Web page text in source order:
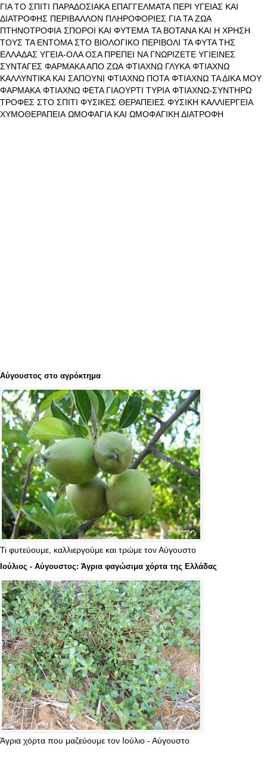
ΓΙΑ ΤΟ ΣΠΙΤΙ ΠΑΡΑΔΟΣΙΑΚΑ ΕΠΑΓΓΕΛΜΑΤΑ ΠΕΡΙ ΥΓΕΙΑΣ ΚΑΙ
ΔΙΑΤΡΟΦΗΣ ΠΕΡΙΒΑΛΛΟΝ ΠΛΗΡΟΦΟΡΙΕΣ ΓΙΑ ΤΑ ΖΩΑ
ΠΤΗΝΟΤΡΟΦΙΑ ΣΠΟΡΟΙ ΚΑΙ ΦΥΤΕΜΑ ΤΑ ΒΟΤΑΝΑ ΚΑΙ Η ΧΡΗΣΗ
ΤΟΥΣ ΤΑ ΕΝΤΟΜΑ ΣΤΟ ΒΙΟΛΟΓΙΚΟ ΠΕΡΙΒΟΛΙ ΤΑ ΦΥΤΑ ΤΗΣ
ΕΛΛΑΔΑΣ ΥΓΕΙΑ-ΟΛΑ ΟΣΑ ΠΡΕΠΕΙ ΝΑ ΓΝΩΡΙΖΕΤΕ ΥΓΙΕΙΝΕΣ
ΣΥΝΤΑΓΕΣ ΦΑΡΜΑΚΑ ΑΠΟ ΖΩΑ ΦΤΙΑΧΝΩ ΓΛΥΚΑ ΦΤΙΑΧΝΩ
ΚΑΛΛΥΝΤΙΚΑ ΚΑΙ ΣΑΠΟΥΝΙ ΦΤΙΑΧΝΩ ΠΟΤΑ ΦΤΙΑΧΝΩ ΤΑ ΔΙΚΑ ΜΟΥ
ΦΑΡΜΑΚΑ ΦΤΙΑΧΝΩ ΦΕΤΑ ΓΙΑΟΥΡΤΙ ΤΥΡΙΑ ΦΤΙΑΧΝΩ-ΣΥΝΤΗΡΩ
ΤΡΟΦΕΣ ΣΤΟ ΣΠΙΤΙ ΦΥΣΙΚΕΣ ΘΕΡΑΠΕΙΕΣ ΦΥΣΙΚΗ ΚΑΛΛΙΕΡΓΕΙΑ
ΧΥΜΟΘΕΡΑΠΕΙΑ ΩΜΟΦΑΓΙΑ ΚΑΙ ΩΜΟΦΑΓΙΚΗ ΔΙΑΤΡΟΦΗ
Αύγουστος στο αγρόκτημα
Τι φυτεύουμε, καλλιεργούμε και τρώμε τον Αύγουστο
Ιούλιος - Αύγουστος: Άγρια φαγώσιμα χόρτα της Ελλάδας
Άγρια χόρτα που μαζεύουμε τον Ιούλιο - Αύγουστο